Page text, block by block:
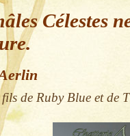
Célestes
de Ruby Blue et de